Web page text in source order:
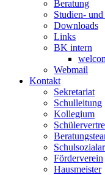
Beratung
Studien-
Downloads
Links
BK intern
Webmail
Kontakt
Sekretariat
Schulleitung
Kollegium
Förderverein
Hausmeister